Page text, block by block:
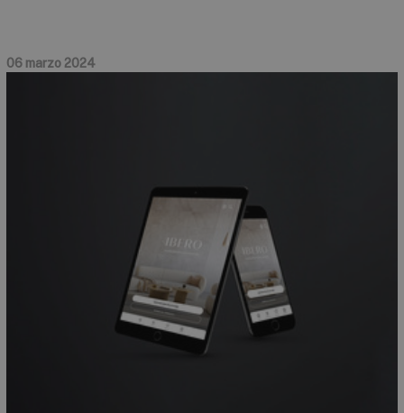
06 marzo 2024